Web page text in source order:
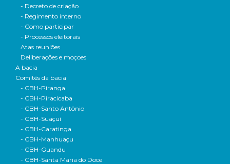
- Decreto de criação
- Regimento interno
- Como participar
- Processos eleitorais
Atas reuniões
Deliberações e moçoes
A bacia
Comitês da bacia
- CBH-Piranga
- CBH-Piracicaba
- CBH-Santo Antônio
- CBH-Suaçuí
- CBH-Caratinga
- CBH-Manhuaçu
- CBH-Guandu
- CBH-Santa Maria do Doce